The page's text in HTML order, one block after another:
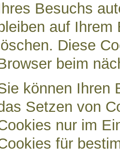
Besuchs
auf
löschen. Diese
beim
können Ihren
Setzen von
nur im
für